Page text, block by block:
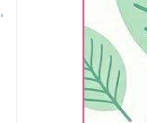
(кришталь),
Артикул: